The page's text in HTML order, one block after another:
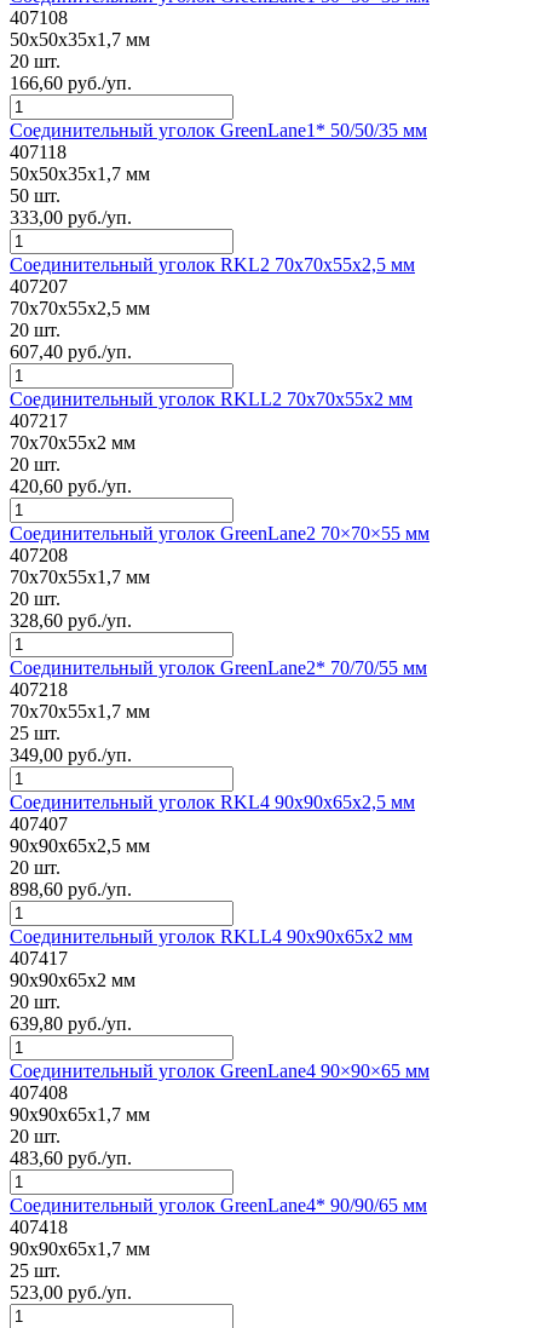
407108
50x50x35x1,7 мм
20 шт.
166,60 руб./уп.
Соединительный уголок GreenLane1* 50/50/35 мм
407118
50x50x35x1,7 мм
50 шт.
333,00 руб./уп.
Соединительный уголок RKL2 70x70x55x2,5 мм
407207
70x70x55x2,5 мм
20 шт.
607,40 руб./уп.
Соединительный уголок RKLL2 70x70x55x2 мм
407217
70x70x55x2 мм
20 шт.
420,60 руб./уп.
Соединительный уголок GreenLane2 70×70×55 мм
407208
70x70x55x1,7 мм
20 шт.
328,60 руб./уп.
Соединительный уголок GreenLane2* 70/70/55 мм
407218
70x70x55x1,7 мм
25 шт.
349,00 руб./уп.
Соединительный уголок RKL4 90x90x65x2,5 мм
407407
90x90x65x2,5 мм
20 шт.
898,60 руб./уп.
Соединительный уголок RKLL4 90x90x65x2 мм
407417
90x90x65x2 мм
20 шт.
639,80 руб./уп.
Соединительный уголок GreenLane4 90×90×65 мм
407408
90x90x65x1,7 мм
20 шт.
483,60 руб./уп.
Соединительный уголок GreenLane4* 90/90/65 мм
407418
90x90x65x1,7 мм
25 шт.
523,00 руб./уп.